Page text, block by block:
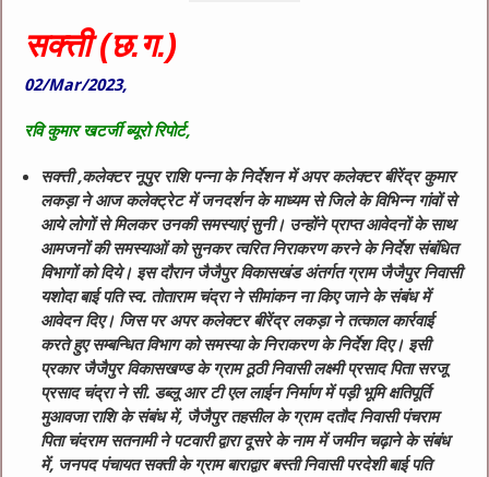
सक्त्ती (छ.ग.)
02/Mar/2023,
रवि कुमार खटर्जी ब्यूरो रिपोर्ट,
सक्त्ती ,कलेक्टर नूपुर राशि पन्ना के निर्देशन में अपर कलेक्टर बीरेंद्र कुमार
लकड़ा ने आज कलेक्ट्रेट में जनदर्शन के माध्यम से जिले के विभिन्न गांवों से
आये लोगों से मिलकर उनकी समस्याएं सुनी। उन्होंने प्राप्त आवेदनों के साथ
आमजनों की समस्याओं को सुनकर त्वरित निराकरण करने के निर्देश संबंधित
विभागों को दिये। इस दौरान जैजैपुर विकासखंड अंतर्गत ग्राम जैजैपुर निवासी
यशोदा बाई पति स्व. तोताराम चंद्रा ने सीमांकन ना किए जाने के संबंध में
आवेदन दिए। जिस पर अपर कलेक्टर बीरेंद्र लकड़ा ने तत्काल कार्रवाई
करते हुए सम्बन्धित विभाग को समस्या के निराकरण के निर्देश दिए। इसी
प्रकार जैजैपुर विकासखण्ड के ग्राम ठूठी निवासी लक्ष्मी प्रसाद पिता सरजू
प्रसाद चंद्रा ने सी. डब्लू आर टी एल लाईन निर्माण में पड़ी भूमि क्षतिपूर्ति
मुआवजा राशि के संबंध में, जैजैपुर तहसील के ग्राम दतौद निवासी पंचराम
पिता चंदराम सतनामी ने पटवारी द्वारा दूसरे के नाम में जमीन चढ़ाने के संबंध
में, जनपद पंचायत सक्ती के ग्राम बाराद्वार बस्ती निवासी परदेशी बाई पति